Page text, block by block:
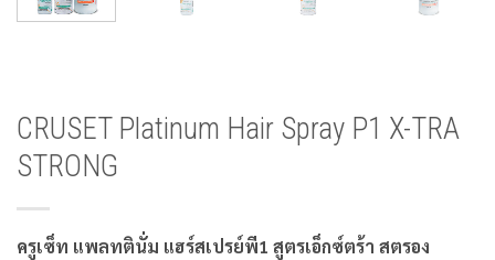
CRUSET Platinum Hair Spray P1 X-TRA
STRONG
ครูเซ็ท แพลทตินั่ม แฮร์สเปรย์พี1 สูตรเอ็กซ์ตร้า สตรอง